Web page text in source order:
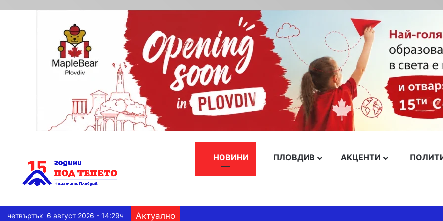
НОВИНИ ПЛОВДИВ АКЦЕНТИ
четвъртък, 6 август 2026 - 14:29ч Актуално